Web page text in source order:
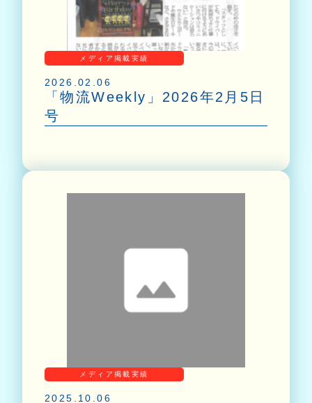
メディア掲載実績
2026.02.06
「物流Weekly」2026年2月5日
号
メディア掲載実績
2025.10.06